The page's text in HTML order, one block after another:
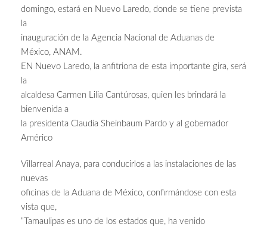
domingo, estará en Nuevo Laredo, donde se tiene prevista
la
inauguración de la Agencia Nacional de Aduanas de
México, ANAM.
EN Nuevo Laredo, la anfitriona de esta importante gira, será
la
alcaldesa Carmen Lilia Cantúrosas, quien les brindará la
bienvenida a
la presidenta Claudia Sheinbaum Pardo y al gobernador
Américo
Villarreal Anaya, para conducirlos a las instalaciones de las
nuevas
oficinas de la Aduana de México, confirmándose con esta
vista que,
“Tamaulipas es uno de los estados que, ha venido